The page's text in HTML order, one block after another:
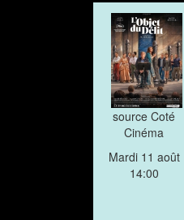
source Coté
Cinéma
Mardi 11 août
14:00